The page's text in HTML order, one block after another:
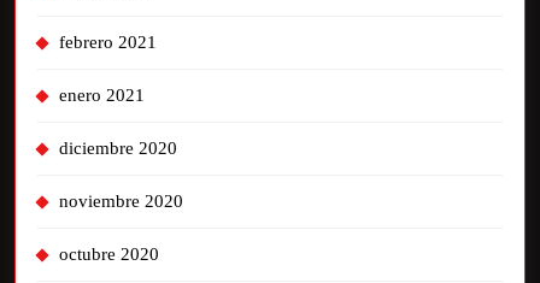
febrero 2021
enero 2021
diciembre 2020
noviembre 2020
octubre 2020